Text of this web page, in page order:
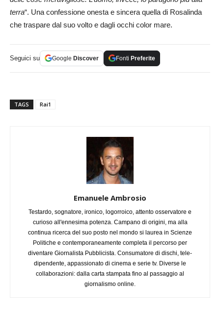
terra“. Una confessione onesta e sincera quella di Rosalinda
che traspare dal suo volto e dagli occhi color mare.
Seguici su Google Discover Fonti Preferite
TAGS Rai1
Emanuele Ambrosio
Testardo, sognatore, ironico, logorroico, attento osservatore e
curioso all'ennesima potenza. Campano di origini, ma alla
continua ricerca del suo posto nel mondo si laurea in Scienze
Politiche e contemporaneamente completa il percorso per
diventare Giornalista Pubblicista. Consumatore di dischi, tele-
dipendente, appassionato di cinema e serie tv. Diverse le
collaborazioni: dalla carta stampata fino al passaggio al
giornalismo online.